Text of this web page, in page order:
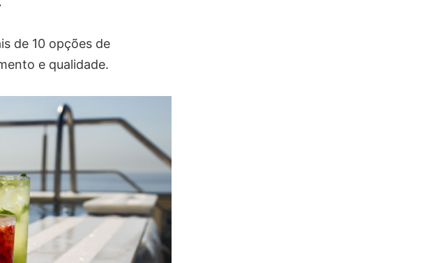
de 10 opções de
e qualidade.